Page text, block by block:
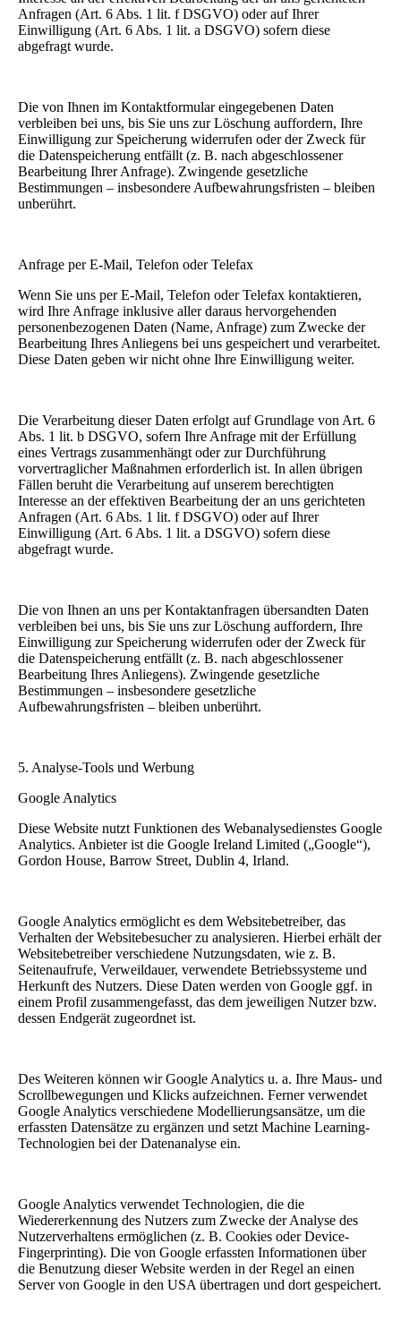
Anfragen (Art. 6 Abs. 1 lit. f DSGVO) oder auf Ihrer
Einwilligung (Art. 6 Abs. 1 lit. a DSGVO) sofern diese
abgefragt wurde.
Die von Ihnen im Kontaktformular eingegebenen Daten
verbleiben bei uns, bis Sie uns zur Löschung auffordern, Ihre
Einwilligung zur Speicherung widerrufen oder der Zweck für
die Datenspeicherung entfällt (z. B. nach abgeschlossener
Bearbeitung Ihrer Anfrage). Zwingende gesetzliche
Bestimmungen – insbesondere Aufbewahrungsfristen – bleiben
unberührt.
Anfrage per E-Mail, Telefon oder Telefax
Wenn Sie uns per E-Mail, Telefon oder Telefax kontaktieren,
wird Ihre Anfrage inklusive aller daraus hervorgehenden
personenbezogenen Daten (Name, Anfrage) zum Zwecke der
Bearbeitung Ihres Anliegens bei uns gespeichert und verarbeitet.
Diese Daten geben wir nicht ohne Ihre Einwilligung weiter.
Die Verarbeitung dieser Daten erfolgt auf Grundlage von Art. 6
Abs. 1 lit. b DSGVO, sofern Ihre Anfrage mit der Erfüllung
eines Vertrags zusammenhängt oder zur Durchführung
vorvertraglicher Maßnahmen erforderlich ist. In allen übrigen
Fällen beruht die Verarbeitung auf unserem berechtigten
Interesse an der effektiven Bearbeitung der an uns gerichteten
Anfragen (Art. 6 Abs. 1 lit. f DSGVO) oder auf Ihrer
Einwilligung (Art. 6 Abs. 1 lit. a DSGVO) sofern diese
abgefragt wurde.
Die von Ihnen an uns per Kontaktanfragen übersandten Daten
verbleiben bei uns, bis Sie uns zur Löschung auffordern, Ihre
Einwilligung zur Speicherung widerrufen oder der Zweck für
die Datenspeicherung entfällt (z. B. nach abgeschlossener
Bearbeitung Ihres Anliegens). Zwingende gesetzliche
Bestimmungen – insbesondere gesetzliche
Aufbewahrungsfristen – bleiben unberührt.
5. Analyse-Tools und Werbung
Google Analytics
Diese Website nutzt Funktionen des Webanalysedienstes Google
Analytics. Anbieter ist die Google Ireland Limited („Google“),
Gordon House, Barrow Street, Dublin 4, Irland.
Google Analytics ermöglicht es dem Websitebetreiber, das
Verhalten der Websitebesucher zu analysieren. Hierbei erhält der
Websitebetreiber verschiedene Nutzungsdaten, wie z. B.
Seitenaufrufe, Verweildauer, verwendete Betriebssysteme und
Herkunft des Nutzers. Diese Daten werden von Google ggf. in
einem Profil zusammengefasst, das dem jeweiligen Nutzer bzw.
dessen Endgerät zugeordnet ist.
Des Weiteren können wir Google Analytics u. a. Ihre Maus- und
Scrollbewegungen und Klicks aufzeichnen. Ferner verwendet
Google Analytics verschiedene Modellierungsansätze, um die
erfassten Datensätze zu ergänzen und setzt Machine Learning-
Technologien bei der Datenanalyse ein.
Google Analytics verwendet Technologien, die die
Wiedererkennung des Nutzers zum Zwecke der Analyse des
Nutzerverhaltens ermöglichen (z. B. Cookies oder Device-
Fingerprinting). Die von Google erfassten Informationen über
die Benutzung dieser Website werden in der Regel an einen
Server von Google in den USA übertragen und dort gespeichert.